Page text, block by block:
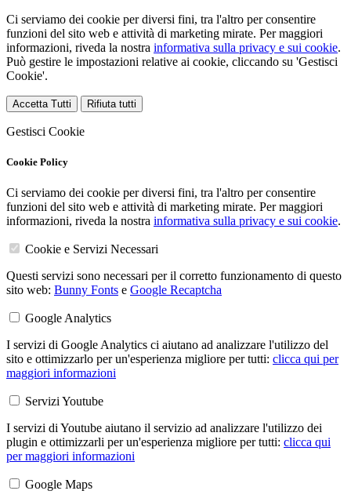
Ci serviamo dei cookie per diversi fini, tra l'altro per consentire
funzioni del sito web e attività di marketing mirate. Per maggiori
informazioni, riveda la nostra informativa sulla privacy e sui cookie.
Può gestire le impostazioni relative ai cookie, cliccando su 'Gestisci
Cookie'.
Accetta Tutti Rifiuta tutti
Gestisci Cookie
Cookie Policy
Ci serviamo dei cookie per diversi fini, tra l'altro per consentire
funzioni del sito web e attività di marketing mirate. Per maggiori
informazioni, riveda la nostra informativa sulla privacy e sui cookie.
Cookie e Servizi Necessari
Questi servizi sono necessari per il corretto funzionamento di questo
sito web: Bunny Fonts e Google Recaptcha
Google Analytics
I servizi di Google Analytics ci aiutano ad analizzare l'utilizzo del
sito e ottimizzarlo per un'esperienza migliore per tutti: clicca qui per
maggiori informazioni
Servizi Youtube
I servizi di Youtube aiutano il servizio ad analizzare l'utilizzo dei
plugin e ottimizzarli per un'esperienza migliore per tutti: clicca qui
per maggiori informazioni
Google Maps